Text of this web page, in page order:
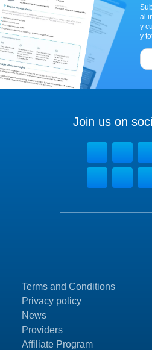
al
y
y
Terms and Conditions
Privacy policy
News
Providers
Affiliate Program
Join us on